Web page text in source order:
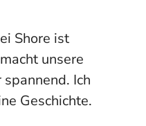
Shore ist
unsere
Ich
Geschichte.